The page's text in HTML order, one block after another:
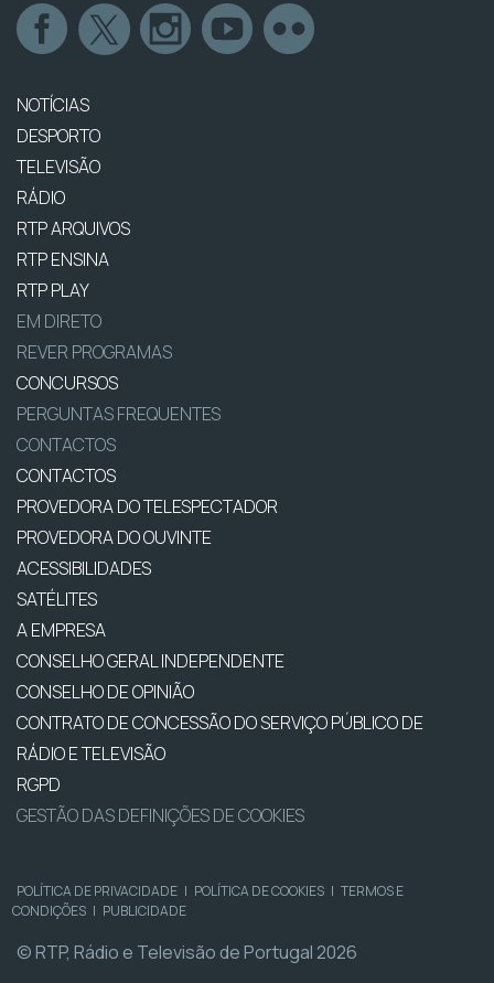
NOTÍCIAS
DESPORTO
TELEVISÃO
RÁDIO
RTP ARQUIVOS
RTP ENSINA
RTP PLAY
EM DIRETO
REVER PROGRAMAS
CONCURSOS
PERGUNTAS FREQUENTES
CONTACTOS
CONTACTOS
PROVEDORA DO TELESPECTADOR
PROVEDORA DO OUVINTE
ACESSIBILIDADES
SATÉLITES
A EMPRESA
CONSELHO GERAL INDEPENDENTE
CONSELHO DE OPINIÃO
CONTRATO DE CONCESSÃO DO SERVIÇO PÚBLICO DE
RÁDIO E TELEVISÃO
RGPD
GESTÃO DAS DEFINIÇÕES DE COOKIES
POLÍTICA DE PRIVACIDADE | POLÍTICA DE COOKIES | TERMOS E
CONDIÇÕES | PUBLICIDADE
© RTP, Rádio e Televisão de Portugal 2026